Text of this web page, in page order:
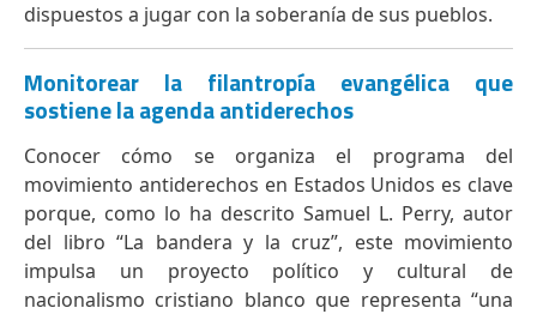
dispuestos a jugar con la soberanía de sus pueblos.
Monitorear la filantropía evangélica que
sostiene la agenda antiderechos
Conocer cómo se organiza el programa del
movimiento antiderechos en Estados Unidos es clave
porque, como lo ha descrito Samuel L. Perry, autor
del libro “La bandera y la cruz”, este movimiento
impulsa un proyecto político y cultural de
nacionalismo cristiano blanco que representa “una